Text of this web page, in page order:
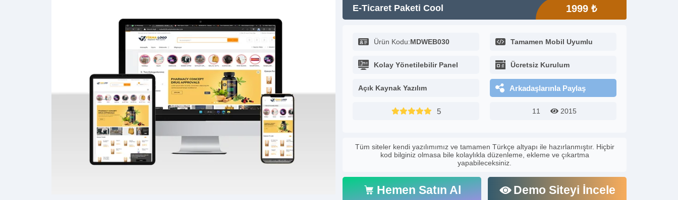
E-Ticaret Paketi Cool 1999 ₺
Ürün Kodu:MDWEB030 Tamamen Mobil Uyumlu
Kolay Yönetilebilir Panel Ücretsiz Kurulum
Açık Kaynak Yazılım Arkadaşlarınla Paylaş
5 11 2015
Tüm siteler kendi yazılımımız ve tamamen Türkçe altyapı ile hazırlanmıştır. Hiçbir
kod bilginiz olmasa bile kolaylıkla düzenleme, ekleme ve çıkartma
yapabileceksiniz.
Hemen Satın Al Demo Siteyi İncele